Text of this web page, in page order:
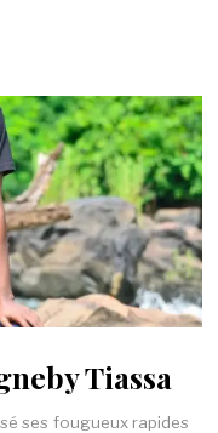
Tiassa
ses fougueux rapides